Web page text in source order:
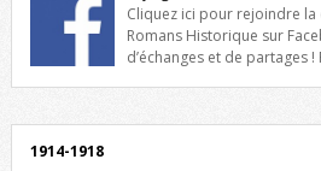
Cliquez ici pour rejoindre
Romans Historique sur
d’échanges et de partages
1914-1918